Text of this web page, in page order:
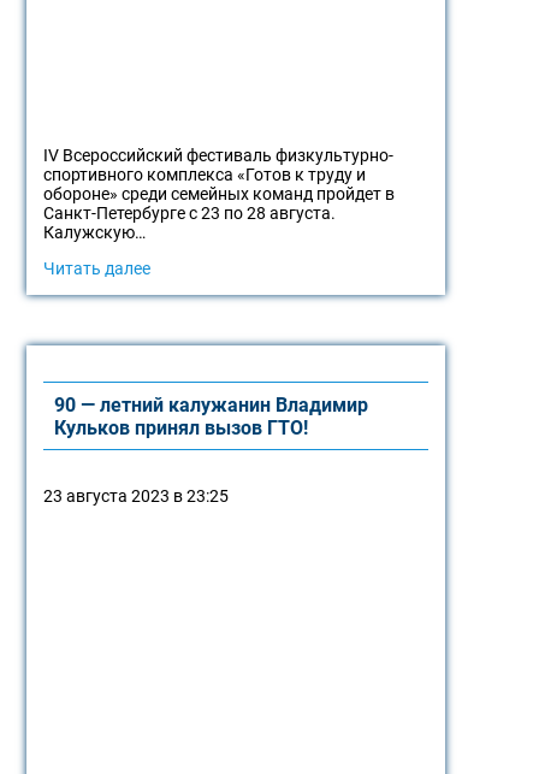
IV Всероссийский фестиваль физкультурно-
спортивного комплекса «Готов к труду и
обороне» среди семейных команд пройдет в
Санкт-Петербурге с 23 по 28 августа.
Калужскую…
Читать далее
90 — летний калужанин Владимир
Кульков принял вызов ГТО!
23 августа 2023 в 23:25